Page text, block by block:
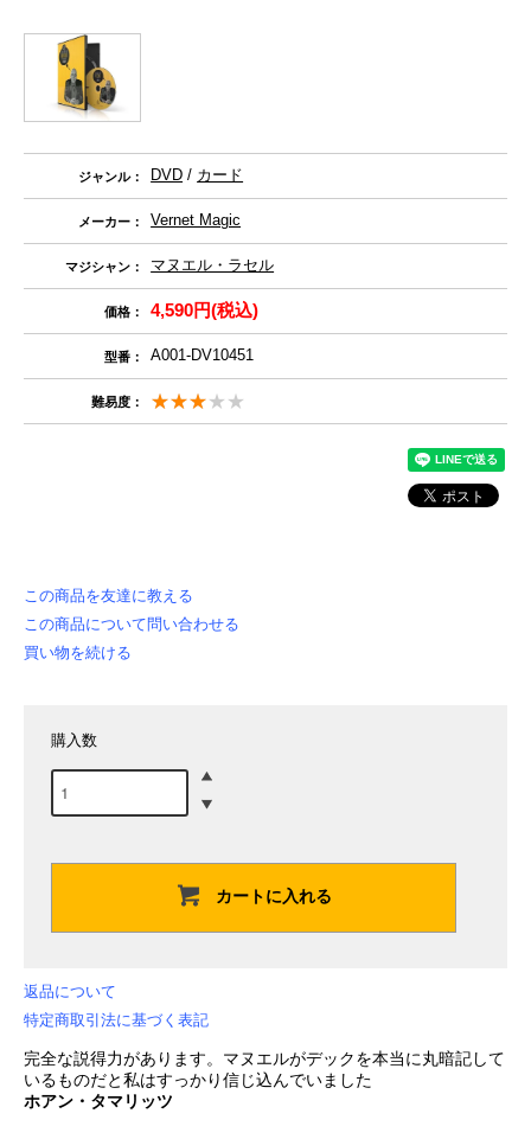
ジャンル： DVD / カード
メーカー： Vernet Magic
マジシャン： マヌエル・ラセル
価格： 4,590円(税込)
型番： A001-DV10451
難易度：
この商品を友達に教える
この商品について問い合わせる
買い物を続ける
購入数
カートに入れる
返品について
特定商取引法に基づく表記
完全な説得力があります。マヌエルがデックを本当に丸暗記して
いるものだと私はすっかり信じ込んでいました
ホアン・タマリッツ